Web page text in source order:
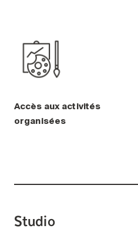
Accès aux activités
organisées
Studio